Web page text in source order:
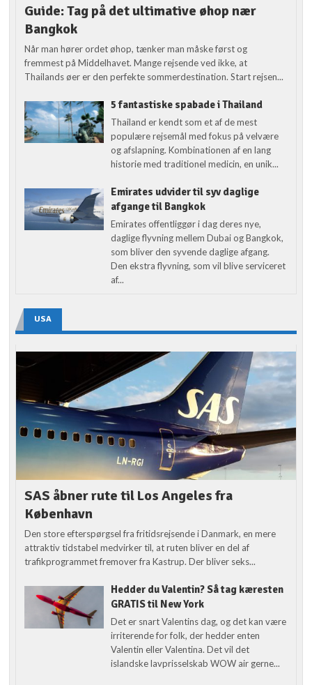
Guide: Tag på det ultimative øhop nær
Bangkok
Når man hører ordet øhop, tænker man måske først og
fremmest på Middelhavet. Mange rejsende ved ikke, at
Thailands øer er den perfekte sommerdestination. Start rejsen...
5 fantastiske spabade i Thailand
Thailand er kendt som et af de mest
populære rejsemål med fokus på velvære
og afslapning. Kombinationen af en lang
historie med traditionel medicin, en unik...
Emirates udvider til syv daglige
afgange til Bangkok
Emirates offentliggør i dag deres nye,
daglige flyvning mellem Dubai og Bangkok,
som bliver den syvende daglige afgang.
Den ekstra flyvning, som vil blive serviceret
af...
USA
SAS åbner rute til Los Angeles fra
København
Den store efterspørgsel fra fritidsrejsende i Danmark, en mere
attraktiv tidstabel medvirker til, at ruten bliver en del af
trafikprogrammet fremover fra Kastrup. Der bliver seks...
Hedder du Valentin? Så tag kæresten
GRATIS til New York
Det er snart Valentins dag, og det kan være
irriterende for folk, der hedder enten
Valentin eller Valentina. Det vil det
islandske lavprisselskab WOW air gerne...